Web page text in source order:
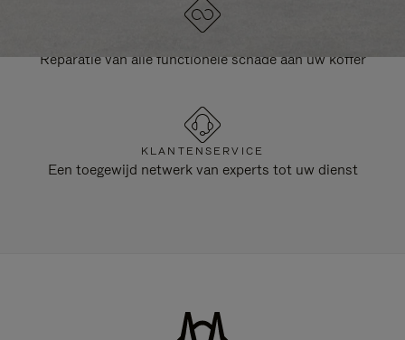
Reparatie van alle functionele schade aan uw koffer
KLANTENSERVICE
Een toegewijd netwerk van experts tot uw dienst